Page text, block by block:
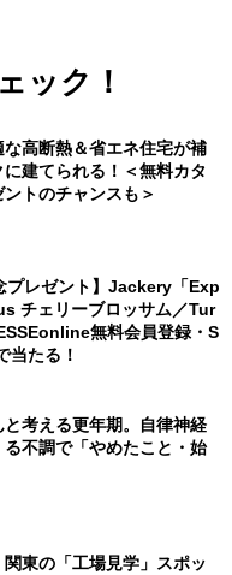
ック！
高断熱＆省エネ住宅が補
建てられる！＜無料カタ
トのチャンスも＞
プレゼント】Jackery「Exp
チェリーブロッサム／Tur
無料会員登録・S
当たる！
考える更年期。自律神経
不調で「やめたこと・始
東の「工場見学」スポッ